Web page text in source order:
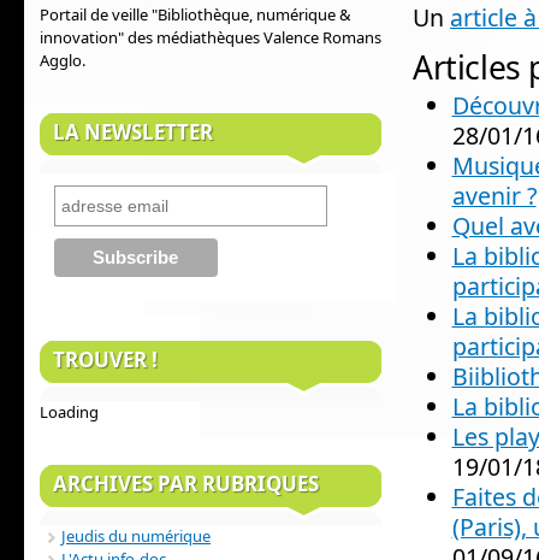
Un article
Articles
28/01/
avenir ?
Quel
La
La
La
Les
19/01/
Faites
(Paris),
Portail de veille "Bibliothèque, numérique &
innovation" des médiathèques Valence Romans
Agglo.
LA NEWSLETTER
TROUVER !
Loading
ARCHIVES PAR RUBRIQUES
Jeudis du numérique